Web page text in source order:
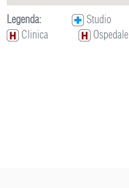
Legenda: Studio
Clinica
Ospedale